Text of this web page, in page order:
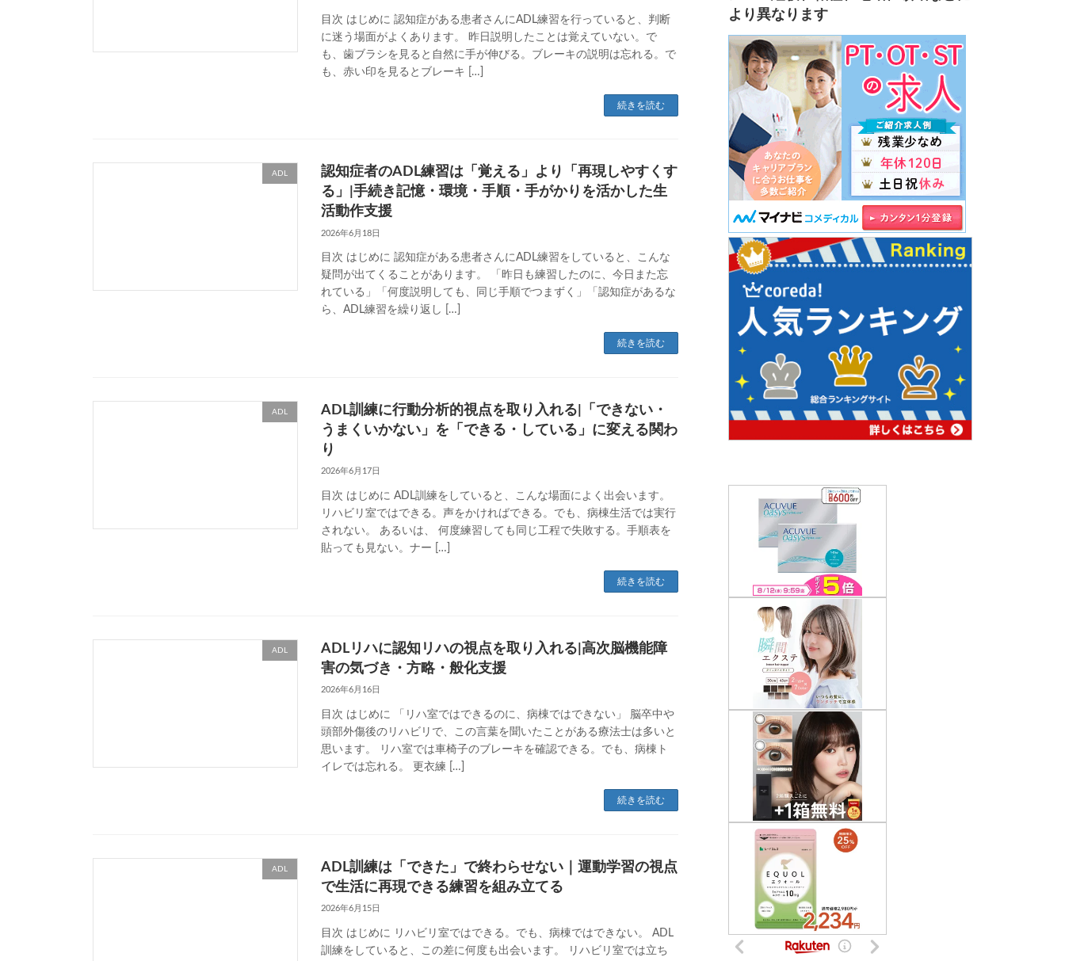
目次 はじめに 認知症がある患者さんにADL練習を行っていると、判断
に迷う場面がよくあります。 昨日説明したことは覚えていない。で
も、歯ブラシを見ると自然に手が伸びる。ブレーキの説明は忘れる。で
も、赤い印を見るとブレーキ […]
続きを読む
ADL
認知症者のADL練習は「覚える」より「再現しやすくす
る」|手続き記憶・環境・手順・手がかりを活かした生
活動作支援
2026年6月18日
目次 はじめに 認知症がある患者さんにADL練習をしていると、こんな
疑問が出てくることがあります。 「昨日も練習したのに、今日また忘
れている」「何度説明しても、同じ手順でつまずく」「認知症があるな
ら、ADL練習を繰り返し […]
続きを読む
ADL
ADL訓練に行動分析的視点を取り入れる|「できない・
うまくいかない」を「できる・している」に変える関わ
り
2026年6月17日
目次 はじめに ADL訓練をしていると、こんな場面によく出会います。
リハビリ室ではできる。声をかければできる。でも、病棟生活では実行
されない。 あるいは、 何度練習しても同じ工程で失敗する。手順表を
貼っても見ない。ナー […]
続きを読む
ADL
ADLリハに認知リハの視点を取り入れる|高次脳機能障
害の気づき・方略・般化支援
2026年6月16日
目次 はじめに 「リハ室ではできるのに、病棟ではできない」 脳卒中や
頭部外傷後のリハビリで、この言葉を聞いたことがある療法士は多いと
思います。 リハ室では車椅子のブレーキを確認できる。でも、病棟ト
イレでは忘れる。 更衣練 […]
続きを読む
ADL
ADL訓練は「できた」で終わらせない｜運動学習の視点
で生活に再現できる練習を組み立てる
2026年6月15日
目次 はじめに リハビリ室ではできる。でも、病棟ではできない。 ADL
訓練をしていると、この差に何度も出会います。 リハビリ室では立ち
より異なります